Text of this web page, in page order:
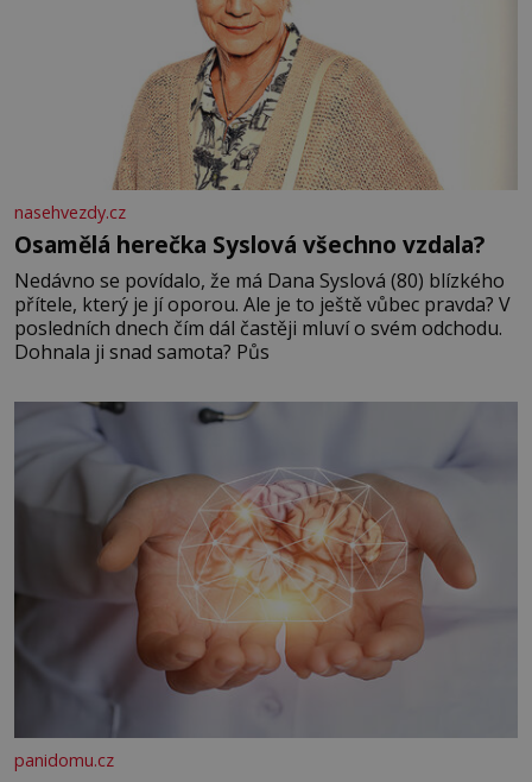
nasehvezdy.cz
Osamělá herečka Syslová všechno vzdala?
Nedávno se povídalo, že má Dana Syslová (80) blízkého
přítele, který je jí oporou. Ale je to ještě vůbec pravda? V
posledních dnech čím dál častěji mluví o svém odchodu.
Dohnala ji snad samota? Půs
panidomu.cz